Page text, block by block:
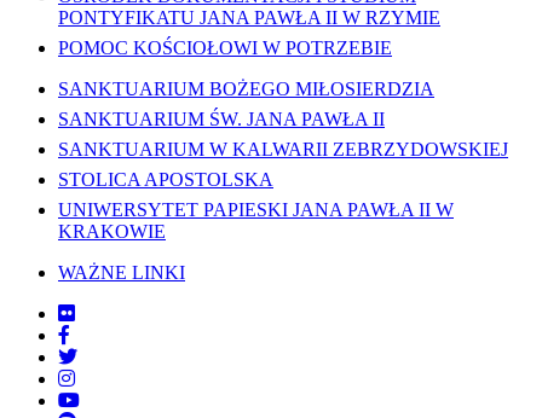
PONTYFIKATU JANA PAWŁA II W RZYMIE
POMOC KOŚCIOŁOWI W POTRZEBIE
SANKTUARIUM BOŻEGO MIŁOSIERDZIA
SANKTUARIUM ŚW. JANA PAWŁA II
SANKTUARIUM W KALWARII ZEBRZYDOWSKIEJ
STOLICA APOSTOLSKA
UNIWERSYTET PAPIESKI JANA PAWŁA II W
KRAKOWIE
WAŻNE LINKI